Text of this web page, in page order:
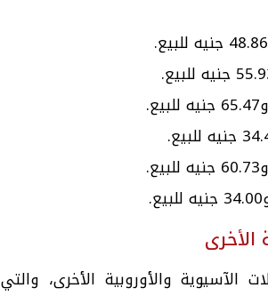
الأخرى
الآسيوية والأوروبية الأخرى،